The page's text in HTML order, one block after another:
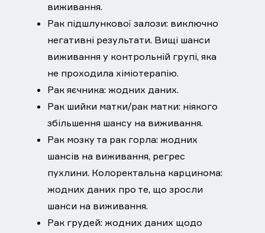
виживання.
Рак підшлункової залози: виключно
негативні результати. Вищі шанси
виживання у контрольній групі, яка
не проходила хіміотерапію.
Рак яєчника: жодних даних.
Рак шийки матки/рак матки: ніякого
збільшення шансу на виживання.
Рак мозку та рак горла: жодних
шансів на виживання, регрес
пухлини. Колоректальна карцинома:
жодних даних про те, що зросли
шанси на виживання.
Рак грудей: жодних даних щодо